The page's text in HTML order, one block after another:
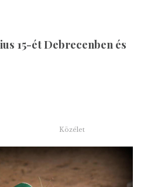
15-ét Debrecenben és
Közélet